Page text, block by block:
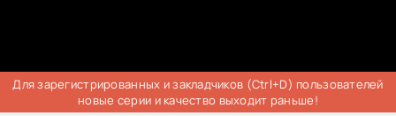
Для зарегистрированных и закладчиков (Ctrl+D) пользователей
новые серии и качество выходит раньше!